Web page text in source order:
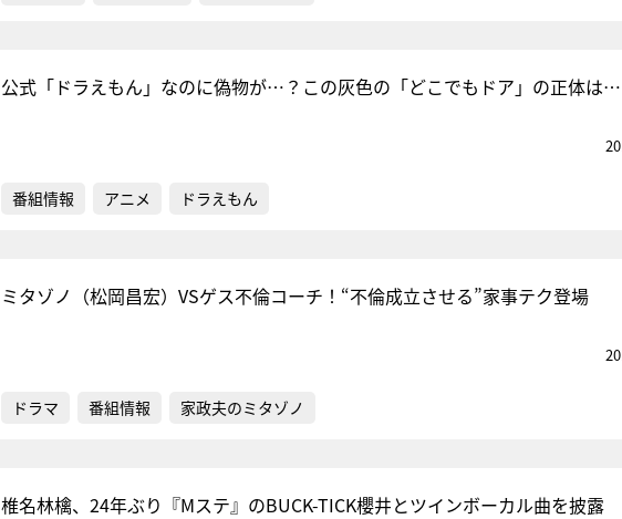
公式「ドラえもん」なのに偽物が…？この灰色の「どこでもドア」の正体は…
番組情報 アニメ ドラえもん
ミタゾノ（松岡昌宏）VSゲス不倫コーチ！“不倫成立させる”家事テク登場
ドラマ 番組情報 家政夫のミタゾノ
椎名林檎、24年ぶり『Mステ』のBUCK-TICK櫻井とツインボーカル曲を披露